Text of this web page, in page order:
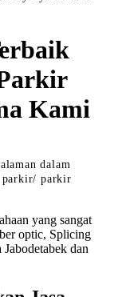
Kami
dalam
parkir/ parkir
yang sangat
optic, Splicing
dan